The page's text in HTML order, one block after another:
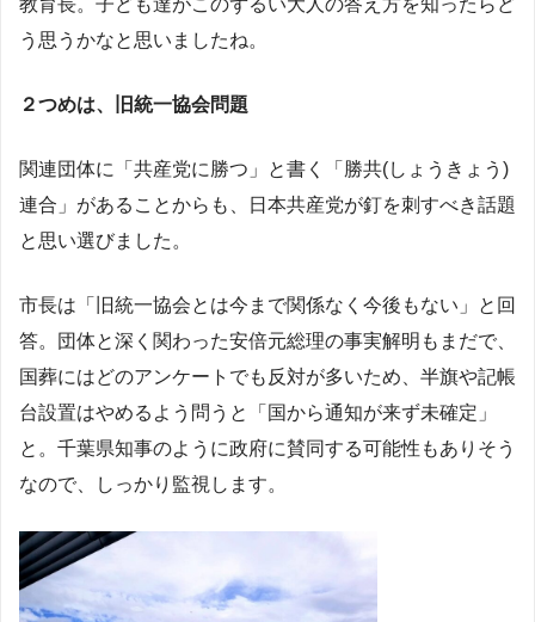
教育長。子ども達がこのずるい大人の答え方を知ったらど
う思うかなと思いましたね。
２つめは、旧統一協会問題
関連団体に「共産党に勝つ」と書く「勝共(しょうきょう)
連合」があることからも、日本共産党が釘を刺すべき話題
と思い選びました。
市長は「旧統一協会とは今まで関係なく今後もない」と回
答。団体と深く関わった安倍元総理の事実解明もまだで、
国葬にはどのアンケートでも反対が多いため、半旗や記帳
台設置はやめるよう問うと「国から通知が来ず未確定」
と。千葉県知事のように政府に賛同する可能性もありそう
なので、しっかり監視します。